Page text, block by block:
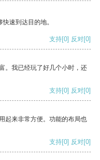
速到达目的地。
支持[0] 反对[0]
。我已经玩了好几个小时，还
支持[0] 反对[0]
起来非常方便。功能的布局也
支持[0] 反对[0]